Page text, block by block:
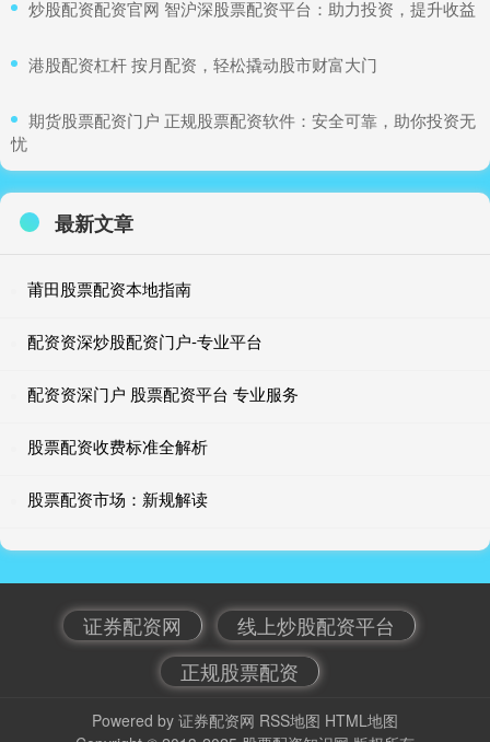
​炒股配资配资官网 智沪深股票配资平台：助力投资，提升收益
​港股配资杠杆 按月配资，轻松撬动股市财富大门
​期货股票配资门户 正规股票配资软件：安全可靠，助你投资无
忧
最新文章
莆田股票配资本地指南
配资资深炒股配资门户-专业平台
配资资深门户 股票配资平台 专业服务
股票配资收费标准全解析
股票配资市场：新规解读
证券配资网
线上炒股配资平台
正规股票配资
Powered by 证券配资网 RSS地图 HTML地图